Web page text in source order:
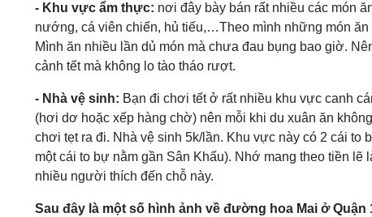
- Khu vực ẩm thực: nơi đây bày bán rất nhiều các món
nướng, cá viên chiến, hủ tiếu,…Theo mình những món
Mình ăn nhiều lần dủ món mà chưa đau bụng bao giờ.
cảnh tết mà không lo tào tháo rượt.
- Nhà vệ sinh: Bạn đi chơi tết ở rất nhiều khu vực canh
(hơi dơ hoặc xếp hàng chờ) nên mỗi khi du xuân ăn
chơi tẹt ra đi. Nhà vệ sinh 5k/lần. Khu vực này có 2 cái to
một cái to bự nằm gần Sân Khấu). Nhớ mang theo tiền
nhiều người thích đến chỗ này.
Sau đây là một số hình ảnh về đường hoa Mai ở Quận